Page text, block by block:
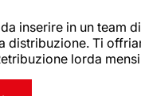
inserire in un
Ti
lorda